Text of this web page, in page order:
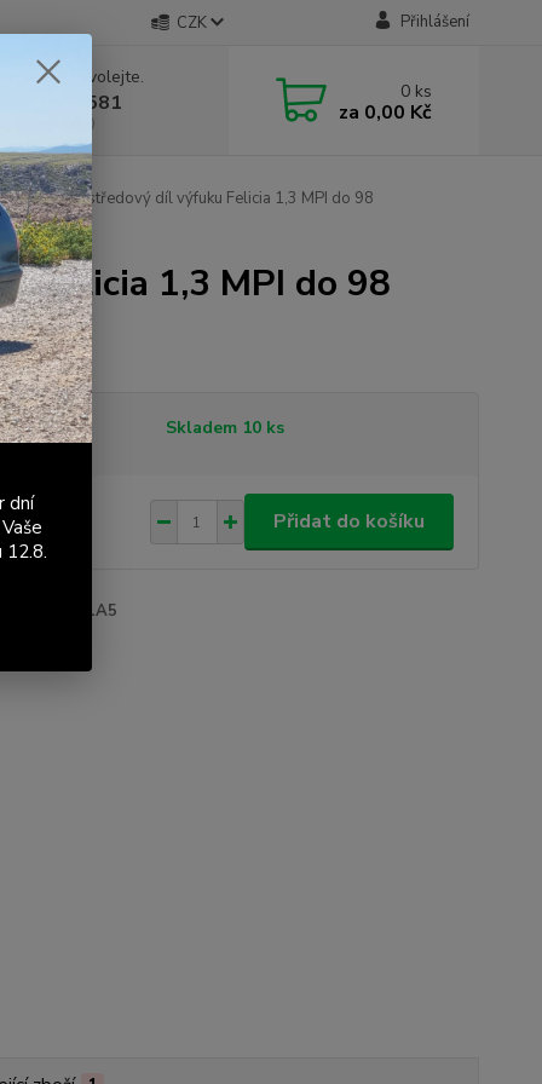
CZK Přihlášení
si rady? Zavolejte.
603 411 581
9:00 - 17:00
0 ks
za 0,00 Kč
sada pro středový díl výfuku Felicia 1,3 MPI do 98
Felicia 1,3 MPI do 98
Skladem 10 ks
Kč
bez DPH
Přidat do košíku
MS1A5
dní